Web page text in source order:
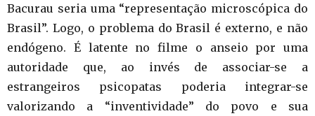
Bacurau seria uma “representação microscópica do
Brasil”. Logo, o problema do Brasil é externo, e não
endógeno. É latente no filme o anseio por uma
autoridade que, ao invés de associar-se a
estrangeiros psicopatas poderia integrar-se
valorizando a “inventividade” do povo e sua